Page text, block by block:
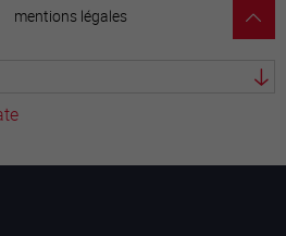
mentions légales